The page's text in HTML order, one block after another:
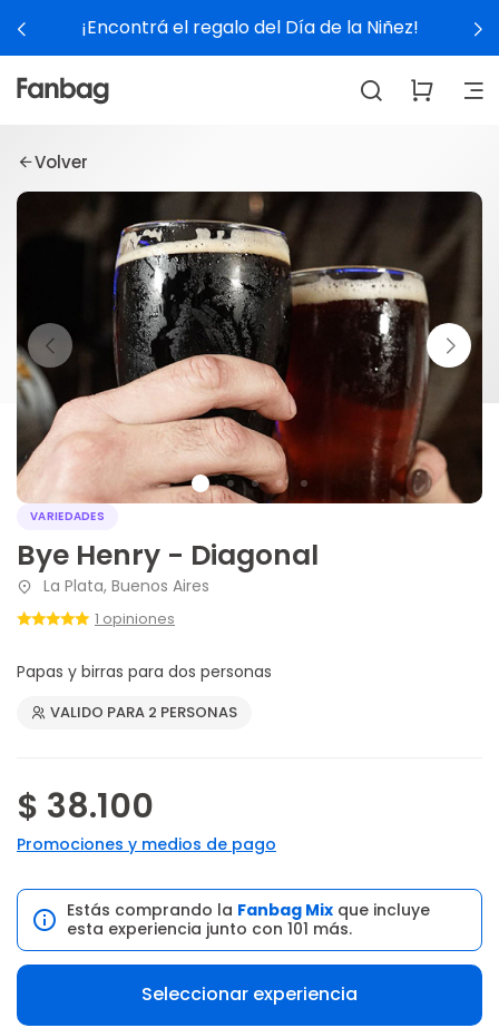
¡Encontrá el regalo del Día de la Niñez!
Volver
VARIEDADES
Bye Henry - Diagonal
La Plata, Buenos Aires
1 opiniones
Papas y birras para dos personas
VALIDO PARA 2 PERSONAS
$ 38.100
Promociones y medios de pago
Estás comprando la Fanbag Mix que incluye
esta experiencia junto con 101 más.
Seleccionar experiencia